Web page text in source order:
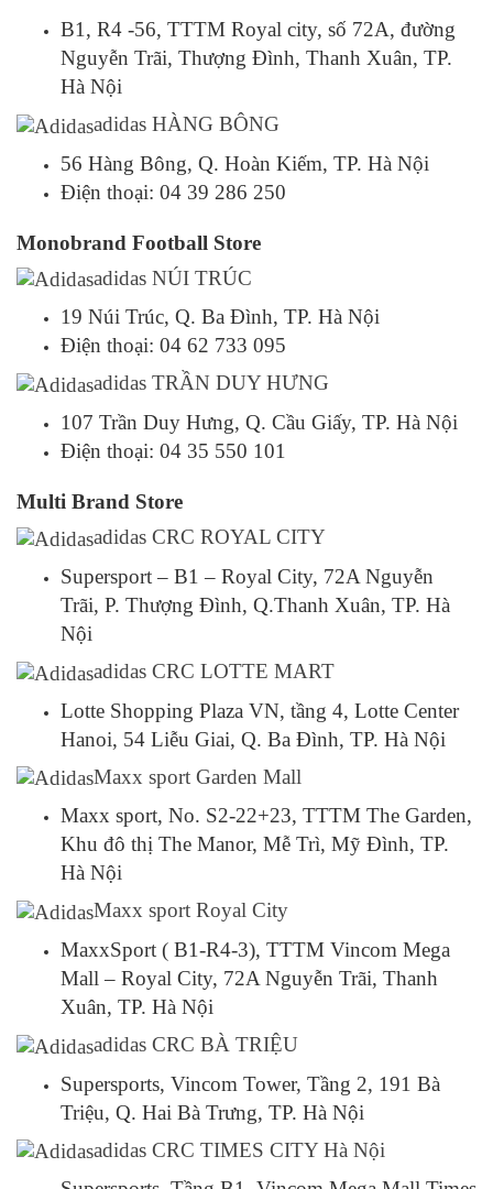
B1, R4 -56, TTTM Royal city, số 72A, đường
Nguyễn Trãi, Thượng Đình, Thanh Xuân, TP.
Hà Nội
adidas HÀNG BÔNG
56 Hàng Bông, Q. Hoàn Kiếm, TP. Hà Nội
Điện thoại: 04 39 286 250
Monobrand Football Store
adidas NÚI TRÚC
19 Núi Trúc, Q. Ba Đình, TP. Hà Nội
Điện thoại: 04 62 733 095
adidas TRẦN DUY HƯNG
107 Trần Duy Hưng, Q. Cầu Giấy, TP. Hà Nội
Điện thoại: 04 35 550 101
Multi Brand Store
adidas CRC ROYAL CITY
Supersport – B1 – Royal City, 72A Nguyễn
Trãi, P. Thượng Đình, Q.Thanh Xuân, TP. Hà
Nội
adidas CRC LOTTE MART
Lotte Shopping Plaza VN, tầng 4, Lotte Center
Hanoi, 54 Liễu Giai, Q. Ba Đình, TP. Hà Nội
Maxx sport Garden Mall
Maxx sport, No. S2-22+23, TTTM The Garden,
Khu đô thị The Manor, Mễ Trì, Mỹ Đình, TP.
Hà Nội
Maxx sport Royal City
MaxxSport ( B1-R4-3), TTTM Vincom Mega
Mall – Royal City, 72A Nguyễn Trãi, Thanh
Xuân, TP. Hà Nội
adidas CRC BÀ TRIỆU
Supersports, Vincom Tower, Tầng 2, 191 Bà
Triệu, Q. Hai Bà Trưng, TP. Hà Nội
adidas CRC TIMES CITY Hà Nội